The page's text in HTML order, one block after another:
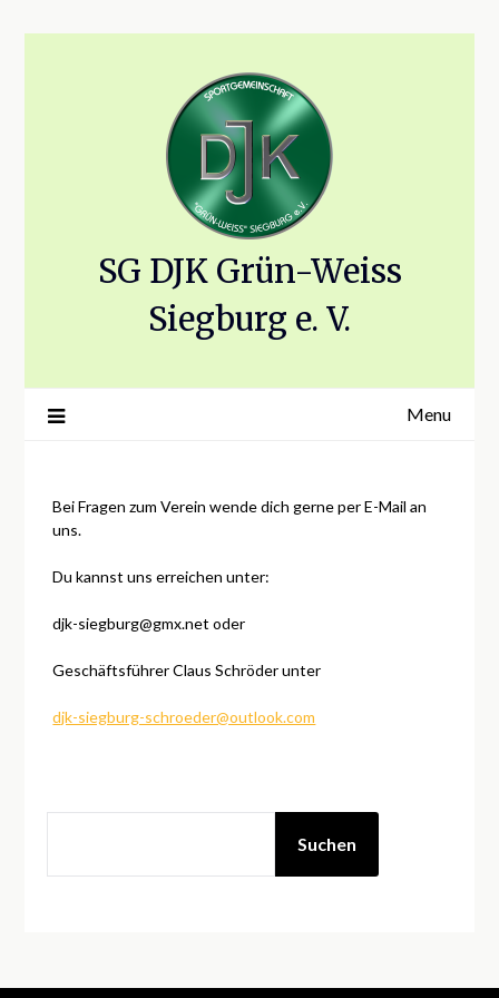
SG DJK Grün-Weiss
Siegburg e. V.
Menu
Bei Fragen zum Verein wende dich gerne per E-Mail an
uns.
Du kannst uns erreichen unter:
djk-siegburg@gmx.net oder
Geschäftsführer Claus Schröder unter
djk-siegburg-schroeder@outlook.com
Suchen